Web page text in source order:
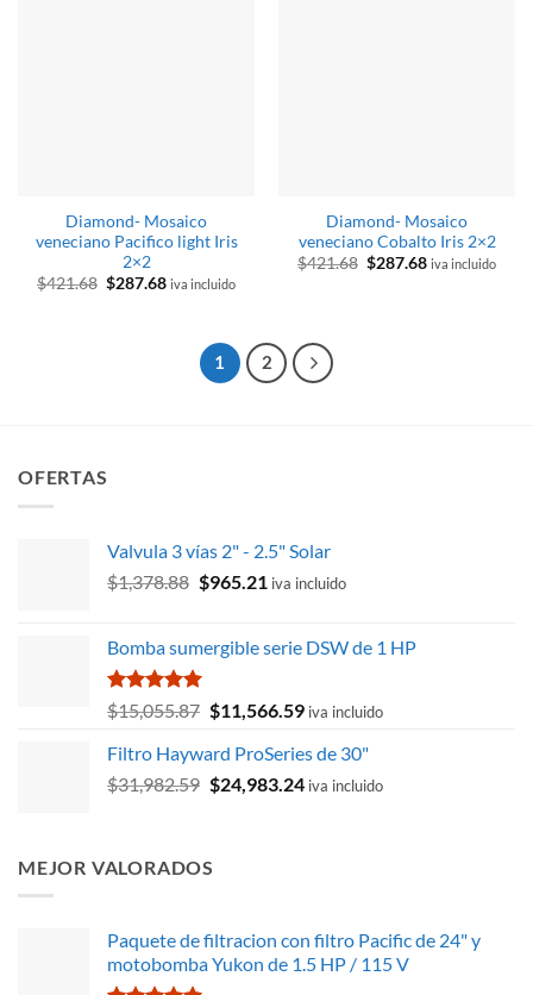
Diamond- Mosaico
veneciano Pacifico light Iris
2×2
$421.68 El
$287.68El
$287.68.
iva incluido
Diamond- Mosaico
veneciano Cobalto Iris 2×2
$421.68 El
$287.68Eliva incluido
1 2
OFERTAS
Valvula 3 vías 2" - 2.5" Solar
$1,378.88 El
era:
$1,378.88.
$965.21 El
es:
iva incluido
Bomba sumergible serie DSW de 1 HP
Valorado
con
de 5
$15,055.87 El
original
era:
$11,566.59El
actual
es:
iva incluido
Filtro Hayward ProSeries de 30"
$31,982.59 El
era:
$31,982.59.
$24,983.24Eliva incluido
MEJOR VALORADOS
Paquete de filtracion con filtro Pacific de 24" y
motobomba Yukon de 1.5 HP / 115 V